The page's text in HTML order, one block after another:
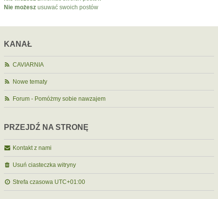
Nie możesz usuwać swoich postów
KANAŁ
CAVIARNIA
Nowe tematy
Forum - Pomóżmy sobie nawzajem
PRZEJDŹ NA STRONĘ
Kontakt z nami
Usuń ciasteczka witryny
Strefa czasowa UTC+01:00